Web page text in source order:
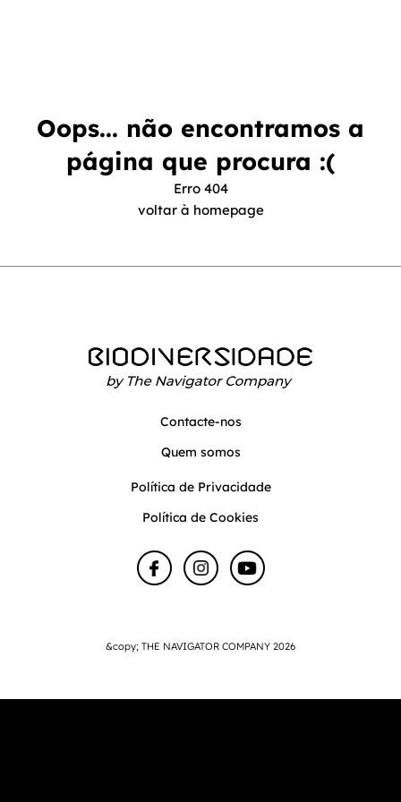
Oops... não encontramos a
página que procura :(
Erro 404
voltar à homepage
Contacte-nos
Quem somos
Política de Privacidade
Política de Cookies
&copy; THE NAVIGATOR COMPANY 2026